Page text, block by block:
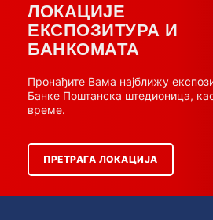
ЛОКАЦИЈЕ
ЕКСПОЗИТУРА И
БАНКОМАТА
Пронађите Вама најближу
Банке Поштанска штедионица,
време.
ПРЕТРАГА ЛОКАЦИЈА